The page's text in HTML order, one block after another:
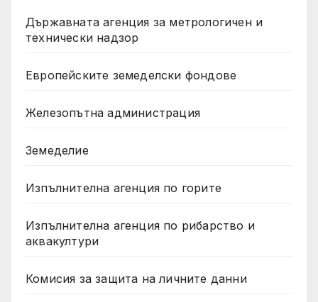
Държавната агенция за метрологичен и
технически надзор
Европейските земеделски фондове
Железопътна администрация
Земеделие
Изпълнителна агенция по горите
Изпълнителна агенция по рибарство и
аквакултури
Комисия за защита на личните данни